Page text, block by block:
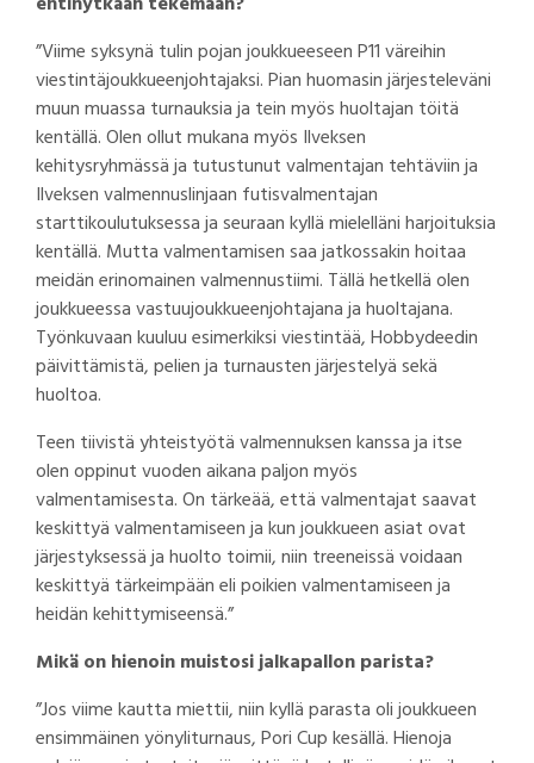
”Viime syksynä tulin pojan joukkueeseen P11 väreihin
viestintäjoukkueenjohtajaksi. Pian huomasin järjesteleväni
muun muassa turnauksia ja tein myös huoltajan töitä
kentällä. Olen ollut mukana myös Ilveksen
kehitysryhmässä ja tutustunut valmentajan tehtäviin ja
Ilveksen valmennuslinjaan futisvalmentajan
starttikoulutuksessa ja seuraan kyllä mielelläni harjoituksia
kentällä. Mutta valmentamisen saa jatkossakin hoitaa
meidän erinomainen valmennustiimi. Tällä hetkellä olen
joukkueessa vastuujoukkueenjohtajana ja huoltajana.
Työnkuvaan kuuluu esimerkiksi viestintää, Hobbydeedin
päivittämistä, pelien ja turnausten järjestelyä sekä
huoltoa.
Teen tiivistä yhteistyötä valmennuksen kanssa ja itse
olen oppinut vuoden aikana paljon myös
valmentamisesta. On tärkeää, että valmentajat saavat
keskittyä valmentamiseen ja kun joukkueen asiat ovat
järjestyksessä ja huolto toimii, niin treeneissä voidaan
keskittyä tärkeimpään eli poikien valmentamiseen ja
heidän kehittymiseensä.”
Mikä on hienoin muistosi jalkapallon parista?
”Jos viime kautta miettii, niin kyllä parasta oli joukkueen
ensimmäinen yönyliturnaus, Pori Cup kesällä. Hienoja